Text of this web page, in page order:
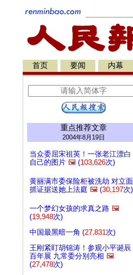
首页 要闻 内幕
重点推荐文章
2004年8月19日
当众委屈宋祖英！一张老江漂白
自己的图片 🖼️ (103,626次)
黄丽满市委保险柜被洗劫 对立面
抓证据送她上法庭 🖼️ (30,197次)
一个梦幻女孩的求真之路 🖼️
(19,948次)
中国最黑暗一角 (27,831次)
王刚紧盯胡锦涛！参观小平诞辰
百年展 九常委分别亮相 🖼️
(27,478次)